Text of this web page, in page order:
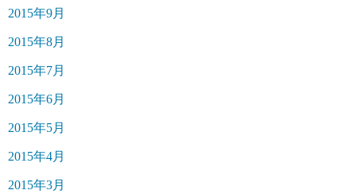
2015年9月
2015年8月
2015年7月
2015年6月
2015年5月
2015年4月
2015年3月